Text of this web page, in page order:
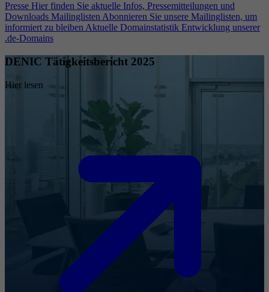
Presse Hier finden Sie aktuelle Infos, Pressemitteilungen und
Downloads Mailinglisten Abonnieren Sie unsere Mailinglisten, um
informiert zu bleiben Aktuelle Domainstatistik Entwicklung unserer
.de-Domains
DENIC Tätigkeitsbericht 2025
Hier lesen